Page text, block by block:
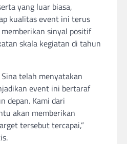
yang luar biasa,
kualitas event ini terus
sinyal positif
skala kegiatan di tahun
telah menyatakan
event ini bertaraf
depan. Kami dari
akan memberikan
tersebut tercapai,”